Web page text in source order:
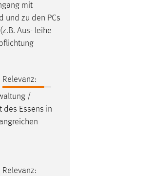
mit
und zu den PCs
Aus- leihe
Relevanz:
/
des Essens in
Relevanz: